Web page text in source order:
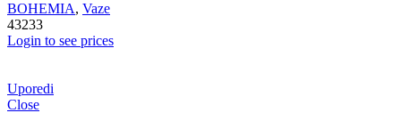
BOHEMIA, Vaze
43233
Login to see prices
Uporedi
Close